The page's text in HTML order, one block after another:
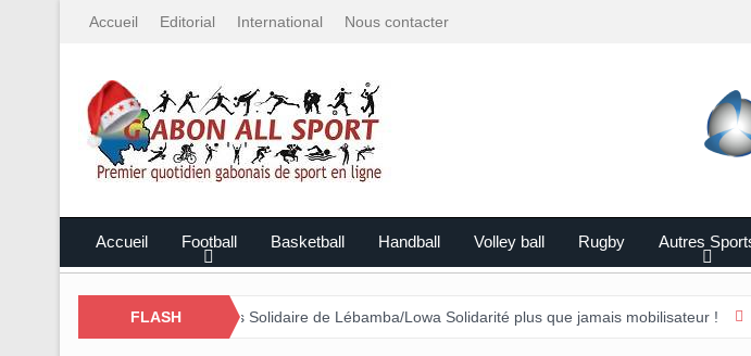
Accueil Editorial International Nous contacter
Accueil Football Basketball Handball Volley ball Rugby Autres
FLASH
Cross Solidaire de Lébamba/Lowa Solidarité plus que jamais mobilisateur ! Cross